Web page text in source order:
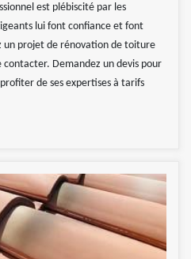
est plébiscité par les
lui font confiance et font
un projet de rénovation de toiture
Demandez un devis pour
de ses expertises à tarifs